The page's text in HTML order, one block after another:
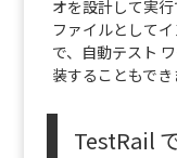
オを設計して実
ファイルとして
で、自動テスト
装することもでき
TestRail